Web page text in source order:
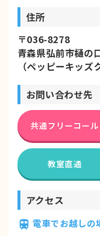
住所
〒036-8278
青森県弘前市樋の
（ペッピーキッズ
お問い合わせ先
共通フリーコール
教室直通
アクセス
電車でお越しの